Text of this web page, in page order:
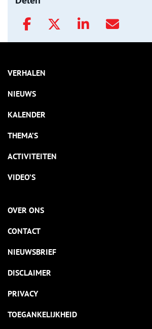
VERHALEN
NIEUWS
KALENDER
THEMA’S
ACTIVITEITEN
VIDEO’S
OVER ONS
CONTACT
NIEUWSBRIEF
DISCLAIMER
PRIVACY
TOEGANKELIJKHEID